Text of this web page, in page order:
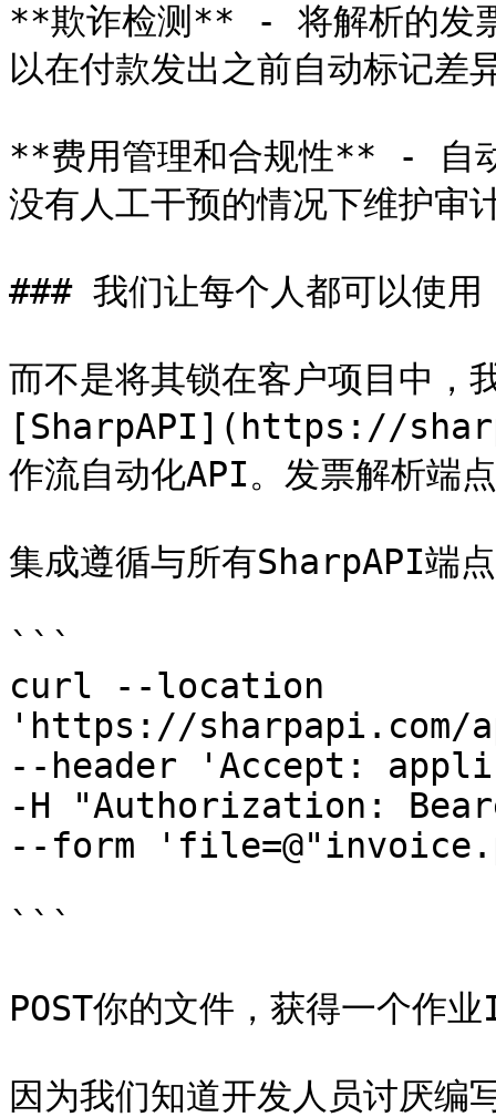
**欺诈检测** - 将解析的发
以在付款发出之前自动标记差
**费用管理和合规性** - 自
没有人工干预的情况下维护审
### 我们让每个人都可以使用
而不是将其锁在客户项目中，
[SharpAPI](https://
作流自动化API。发票解析端
集成遵循与所有SharpAPI端
```
curl --location
'https://
--header 'Accept:
-H "Authorization:
--form
```
POST你的文件，获得一个作
因为我们知道开发人员讨厌编